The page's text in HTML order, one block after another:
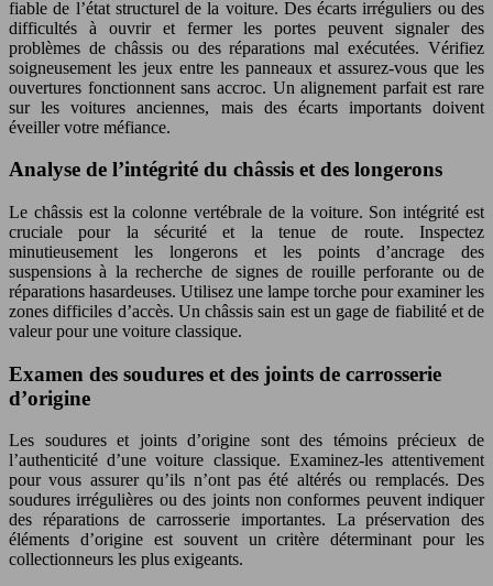
fiable de l’état structurel de la voiture. Des écarts irréguliers ou des
difficultés à ouvrir et fermer les portes peuvent signaler des
problèmes de châssis ou des réparations mal exécutées. Vérifiez
soigneusement les jeux entre les panneaux et assurez-vous que les
ouvertures fonctionnent sans accroc. Un alignement parfait est rare
sur les voitures anciennes, mais des écarts importants doivent
éveiller votre méfiance.
Analyse de l’intégrité du châssis et des longerons
Le châssis est la colonne vertébrale de la voiture. Son intégrité est
cruciale pour la sécurité et la tenue de route. Inspectez
minutieusement les longerons et les points d’ancrage des
suspensions à la recherche de signes de rouille perforante ou de
réparations hasardeuses. Utilisez une lampe torche pour examiner les
zones difficiles d’accès. Un châssis sain est un gage de fiabilité et de
valeur pour une voiture classique.
Examen des soudures et des joints de carrosserie
d’origine
Les soudures et joints d’origine sont des témoins précieux de
l’authenticité d’une voiture classique. Examinez-les attentivement
pour vous assurer qu’ils n’ont pas été altérés ou remplacés. Des
soudures irrégulières ou des joints non conformes peuvent indiquer
des réparations de carrosserie importantes. La préservation des
éléments d’origine est souvent un critère déterminant pour les
collectionneurs les plus exigeants.